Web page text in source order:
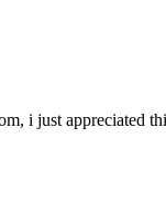
i just appreciated